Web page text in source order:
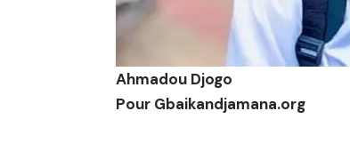
Ahmadou Djogo
Pour Gbaikandjamana.org